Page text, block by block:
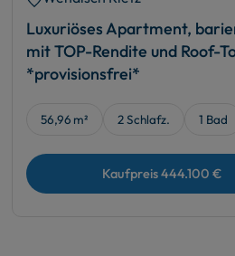
Luxuriöses Apartment,
mit TOP-Rendite und Roof-
*provisionsfrei*
56,96 m² 2 Schlafz. 1 Bad
Kaufpreis444.100 €